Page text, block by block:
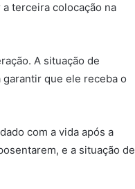
terceira colocação na
A situação de
que ele receba o
com a vida após a
e a situação de